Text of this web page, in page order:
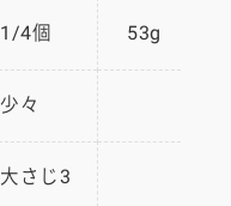
1/4個 53g
少々
大さじ3